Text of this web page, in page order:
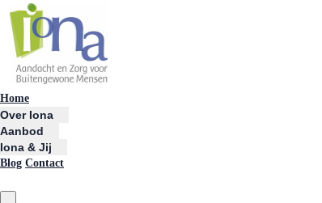
Home
Over Iona
Aanbod
Iona & Jij
Blog Contact